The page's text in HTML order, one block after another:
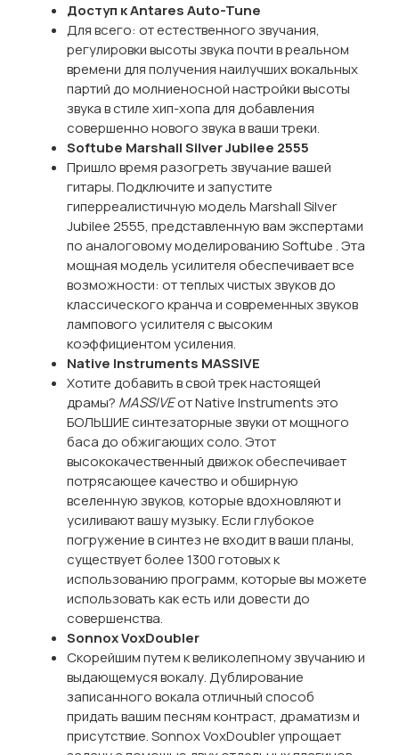
Доступ к Antares Auto-Tune
Для всего: от естественного звучания,
регулировки высоты звука почти в реальном
времени для получения наилучших вокальных
партий до молниеносной настройки высоты
звука в стиле хип-хопа для добавления
совершенно нового звука в ваши треки.
Softube Marshall Silver Jubilee 2555
Пришло время разогреть звучание вашей
гитары. Подключите и запустите
гиперреалистичную модель Marshall Silver
Jubilee 2555, представленную вам экспертами
по аналоговому моделированию Softube . Эта
мощная модель усилителя обеспечивает все
возможности: от теплых чистых звуков до
классического кранча и современных звуков
лампового усилителя с высоким
коэффициентом усиления.
Native Instruments MASSIVE
Хотите добавить в свой трек настоящей
драмы? MASSIVEот Native Instruments это
БОЛЬШИЕ синтезаторные звуки от мощного
баса до обжигающих соло. Этот
высококачественный движок обеспечивает
потрясающее качество и обширную
вселенную звуков, которые вдохновляют и
усиливают вашу музыку. Если глубокое
погружение в синтез не входит в ваши планы,
существует более 1300 готовых к
использованию программ, которые вы можете
использовать как есть или довести до
совершенства.
Sonnox VoxDoubler
Скорейшим путем к великолепному звучанию и
выдающемуся вокалу. Дублирование
записанного вокала отличный способ
придать вашим песням контраст, драматизм и
присутствие. Sonnox VoxDoubler упрощает